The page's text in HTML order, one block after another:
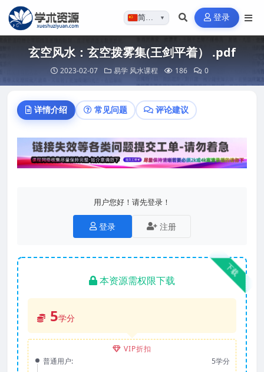
简体…▼ 登录
玄空风水：玄空拨雾集(王剑平着） .pdf
2023-02-07 易学 风水课程 186 0
详情介绍 常见问题 评论建议
用户您好！请先登录！
登录 注册
下载
本资源需权限下载
5学分
VIP折扣
普通用户:
5学分